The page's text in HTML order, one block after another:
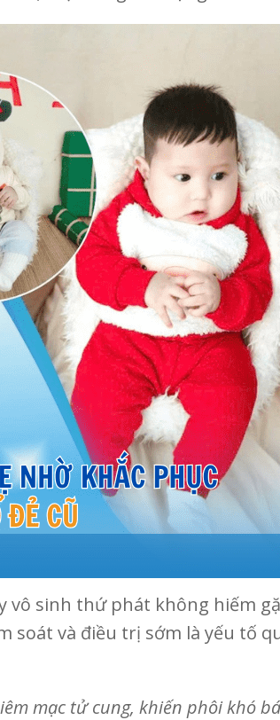
vô sinh thứ phát không hiếm
soát và điều trị sớm là yếu tố
mạc tử cung, khiến phôi khó